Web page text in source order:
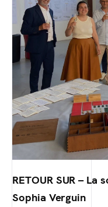
RETOUR SUR –
Sophia Verguin